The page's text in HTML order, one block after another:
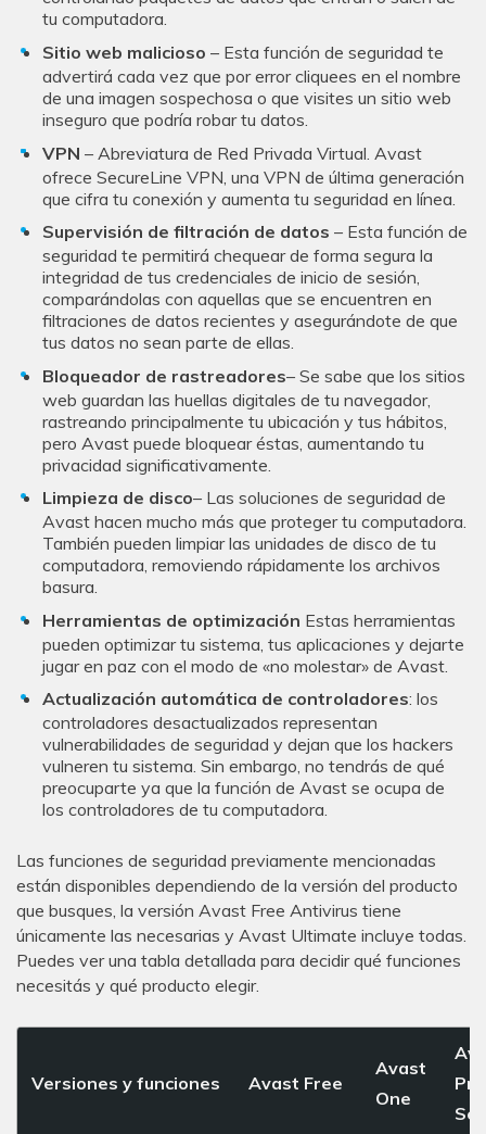
tu computadora.
Sitio web malicioso – Esta función de seguridad te
advertirá cada vez que por error cliquees en el nombre
de una imagen sospechosa o que visites un sitio web
inseguro que podría robar tu datos.
VPN – Abreviatura de Red Privada Virtual. Avast
ofrece SecureLine VPN, una VPN de última generación
que cifra tu conexión y aumenta tu seguridad en línea.
Supervisión de filtración de datos – Esta función de
seguridad te permitirá chequear de forma segura la
integridad de tus credenciales de inicio de sesión,
comparándolas con aquellas que se encuentren en
filtraciones de datos recientes y asegurándote de que
tus datos no sean parte de ellas.
Bloqueador de rastreadores– Se sabe que los sitios
web guardan las huellas digitales de tu navegador,
rastreando principalmente tu ubicación y tus hábitos,
pero Avast puede bloquear éstas, aumentando tu
privacidad significativamente.
Limpieza de disco– Las soluciones de seguridad de
Avast hacen mucho más que proteger tu computadora.
También pueden limpiar las unidades de disco de tu
computadora, removiendo rápidamente los archivos
basura.
Herramientas de optimización Estas herramientas
pueden optimizar tu sistema, tus aplicaciones y dejarte
jugar en paz con el modo de «no molestar» de Avast.
Actualización automática de controladores: los
controladores desactualizados representan
vulnerabilidades de seguridad y dejan que los hackers
vulneren tu sistema. Sin embargo, no tendrás de qué
preocuparte ya que la función de Avast se ocupa de
los controladores de tu computadora.
Las funciones de seguridad previamente mencionadas
están disponibles dependiendo de la versión del producto
que busques, la versión Avast Free Antivirus tiene
únicamente las necesarias y Avast Ultimate incluye todas.
Puedes ver una tabla detallada para decidir qué funciones
necesitás y qué producto elegir.
Versiones y funciones Avast Free
Avast
One